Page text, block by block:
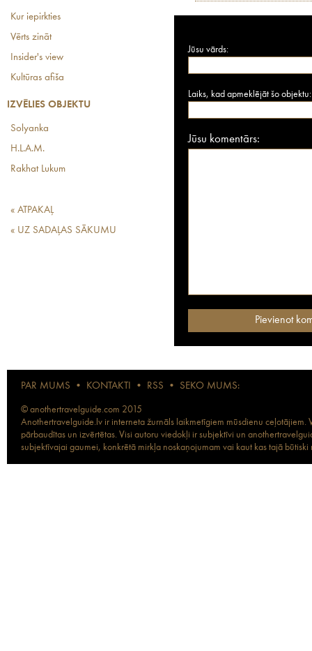
Kur iepirkties
Vērts zināt
Insider's view
Kultūras afiša
IZVĒLIES OBJEKTU
Solyanka
H.L.A.M.
Rakhat Lukum
« ATPAKAĻ
« UZ SADAĻAS SĀKUMU
Jūsu vārds:
Laiks, kad apmeklējāt šo objektu:
Jūsu komentārs:
PAR MUMS • KONTAKTI • RSS • SEKO MUMS:
© anothertravelguide.com 2015
Anothertravelguide.lv ir interneta žurnāls laikmetīgiem mūsdienu
pārbaudītas un izvērtētas. Visi autoru viedokļi ir subjektīvi un
subjektīvajai gaumei, konkrētā mirkļa noskaņojumam vai kaut kas tajā